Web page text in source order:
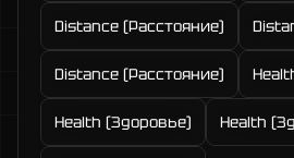
Distance (Расстояние)
Distance (Расстояние)
Health (Здоровье) Health